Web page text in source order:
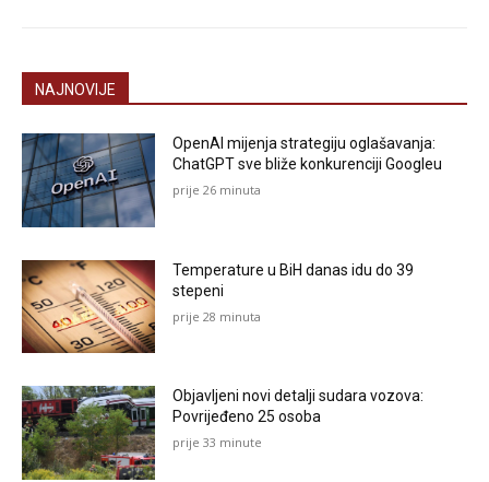
NAJNOVIJE
OpenAI mijenja strategiju oglašavanja:
ChatGPT sve bliže konkurenciji Googleu
prije 26 minuta
Temperature u BiH danas idu do 39
stepeni
prije 28 minuta
Objavljeni novi detalji sudara vozova:
Povrijeđeno 25 osoba
prije 33 minute